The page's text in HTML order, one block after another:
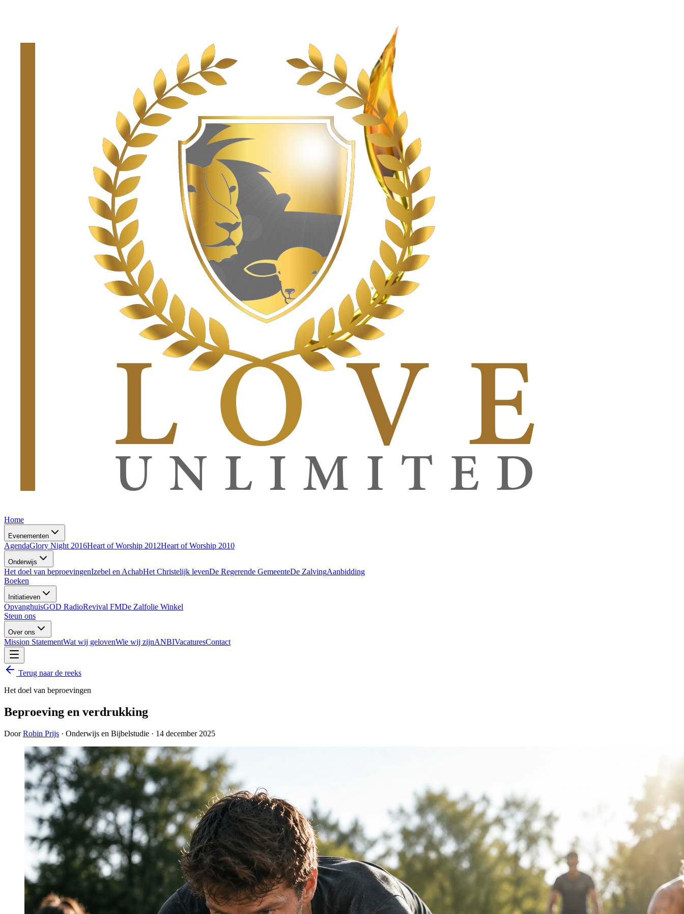
Home
Evenementen
AgendaGlory Night 2016Heart of Worship 2012Heart of Worship 2010
Onderwijs
Het doel van beproevingenIzebel en AchabHet Christelijk levenDe Regerende GemeenteDe ZalvingAanbidding
Boeken
Initiatieven
OpvanghuisGOD RadioRevival FMDe Zalfolie Winkel
Steun ons
Over ons
Mission StatementWat wij gelovenWie wij zijnANBIVacaturesContact
Terug naar de reeks
Het doel van beproevingen
Beproeving en verdrukking
Door Robin Prijs · Onderwijs en Bijbelstudie · 14 december 2025